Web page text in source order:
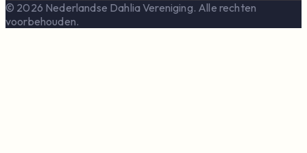
© 2026 Nederlandse Dahlia Vereniging. Alle rechten
voorbehouden.